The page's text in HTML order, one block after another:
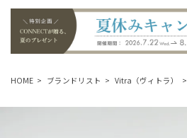
HOME ブランドリスト Vitra（ヴィトラ）